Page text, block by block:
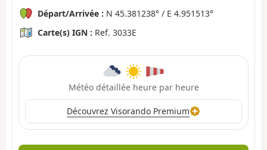
Départ/Arrivée : N 45.381238° / E 4.951513°
Carte(s) IGN : Ref. 3033E
Météo détaillée heure par heure
Découvrez Visorando Premium